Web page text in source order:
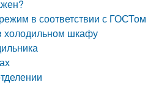
в соответствии с ГОСТом
холодильном шкафу